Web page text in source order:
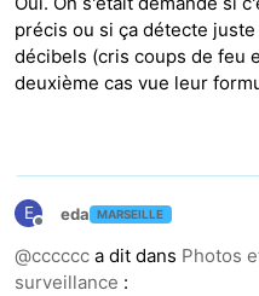
précis ou si ça détecte
décibels (cris coups de feu
deuxième cas vue leur
E
Hors-ligne
eda MARSEILLE
@cccccc a dit dans Photos
surveillance :